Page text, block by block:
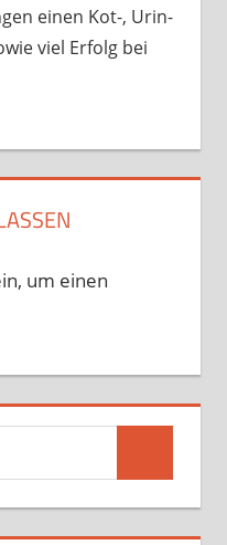
einen Kot-, Urin-
viel Erfolg bei
um einen